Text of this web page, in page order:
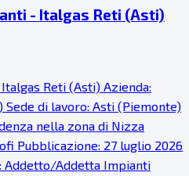
- Italgas Reti (Asti)
Reti (Asti) Azienda:
di lavoro: Asti (Piemonte)
nella zona di Nizza
Pubblicazione: 27 luglio 2026
Addetto/Addetta Impianti